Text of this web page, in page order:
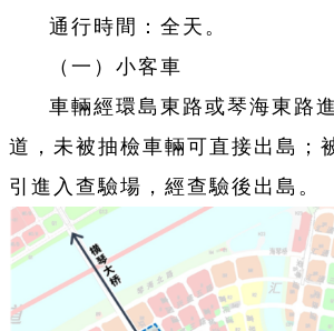
通行時間：全天。
（一）小客車
車輛經環島東路或琴海東路
道，未被抽檢車輛可直接出島；
引進入查驗場，經查驗後出島。